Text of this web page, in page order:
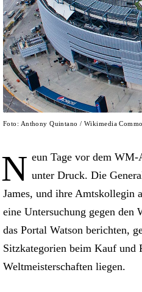
Foto: Anthony Quintano / Wikimedia
N eun Tage vor dem
unter Druck. Die
James, und ihre Amtskollegin
eine Untersuchung gegen
das Portal Watson berichten,
Sitzkategorien beim Kauf und
Weltmeisterschaften liegen.